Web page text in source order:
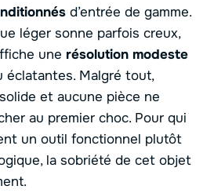
d’entrée de gamme.
léger sonne parfois creux,
une résolution modeste
éclatantes. Malgré tout,
et aucune pièce ne
au premier choc. Pour qui
un outil fonctionnel plutôt
la sobriété de cet objet